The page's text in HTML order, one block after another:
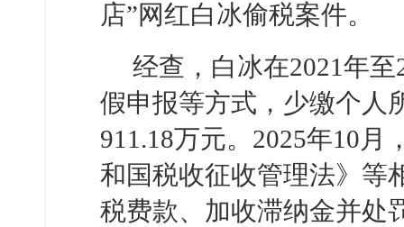
店”网红白冰偷税案件。
经查，白冰在2021年
假申报等方式，少缴个人
911.18万元。2025年10
和国税收征收管理法》等
税费款、加收滞纳金并处